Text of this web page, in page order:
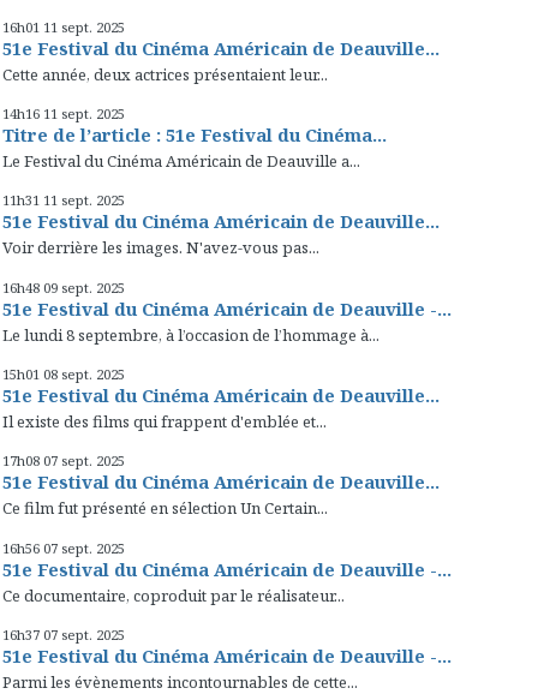
16h01 11 sept. 2025
51e Festival du Cinéma Américain de Deauville...
Cette année, deux actrices présentaient leur...
14h16 11 sept. 2025
Titre de l’article : 51e Festival du Cinéma...
Le Festival du Cinéma Américain de Deauville a...
11h31 11 sept. 2025
51e Festival du Cinéma Américain de Deauville...
Voir derrière les images. N'avez-vous pas...
16h48 09 sept. 2025
51e Festival du Cinéma Américain de Deauville -...
Le lundi 8 septembre, à l’occasion de l’hommage à...
15h01 08 sept. 2025
51e Festival du Cinéma Américain de Deauville...
Il existe des films qui frappent d'emblée et...
17h08 07 sept. 2025
51e Festival du Cinéma Américain de Deauville...
Ce film fut présenté en sélection Un Certain...
16h56 07 sept. 2025
51e Festival du Cinéma Américain de Deauville -...
Ce documentaire, coproduit par le réalisateur...
16h37 07 sept. 2025
51e Festival du Cinéma Américain de Deauville -...
Parmi les évènements incontournables de cette...